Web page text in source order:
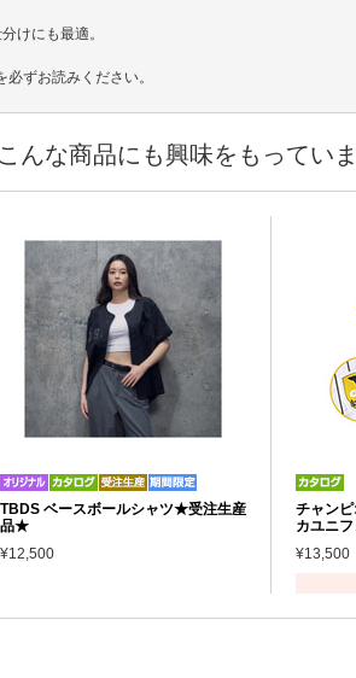
けにも最適。
ずお読みください。
んな商品にも興味をもっていま
TBDS ベースボールシャツ★受注生産
品★
¥12,500
チャン
カユニ
¥13,500